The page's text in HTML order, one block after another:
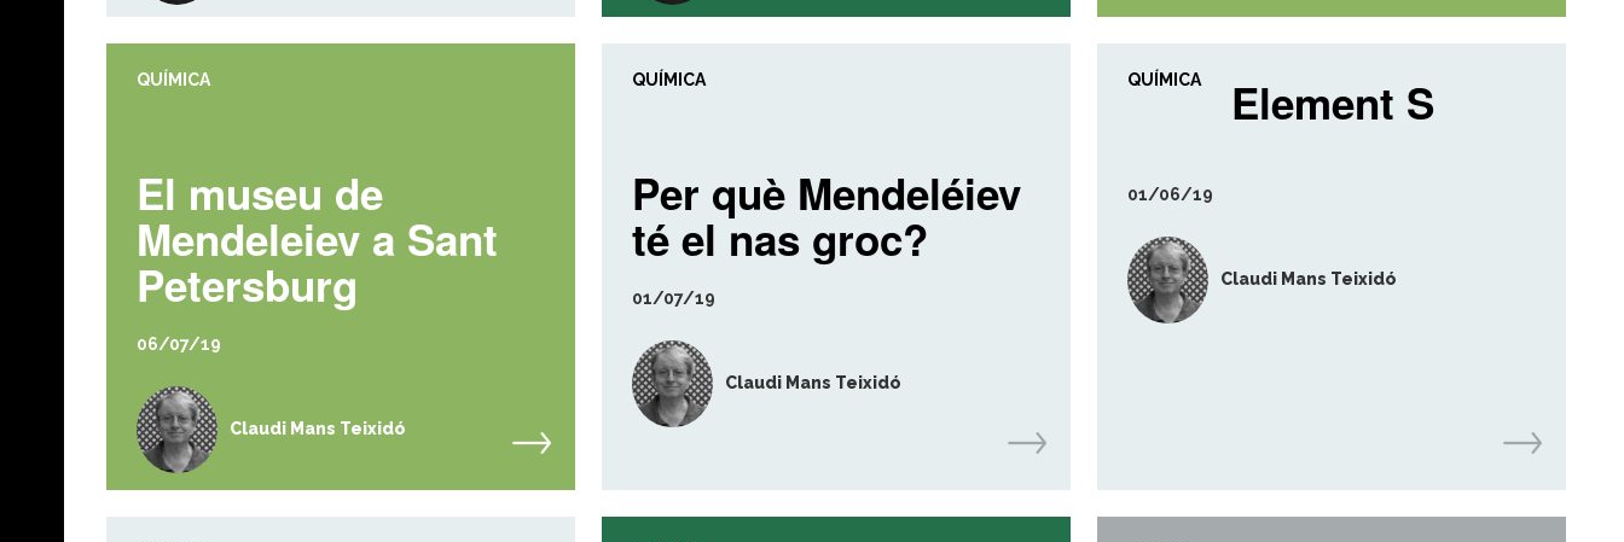
QUÍMICA
El museu de
Mendeleiev a Sant
Petersburg
06/07/19
Claudi Mans Teixidó
QUÍMICA
Per què Mendeléiev
té el nas groc?
01/07/19
Claudi Mans Teixidó
QUÍMICA Element S
01/06/19
Claudi Mans Teixidó